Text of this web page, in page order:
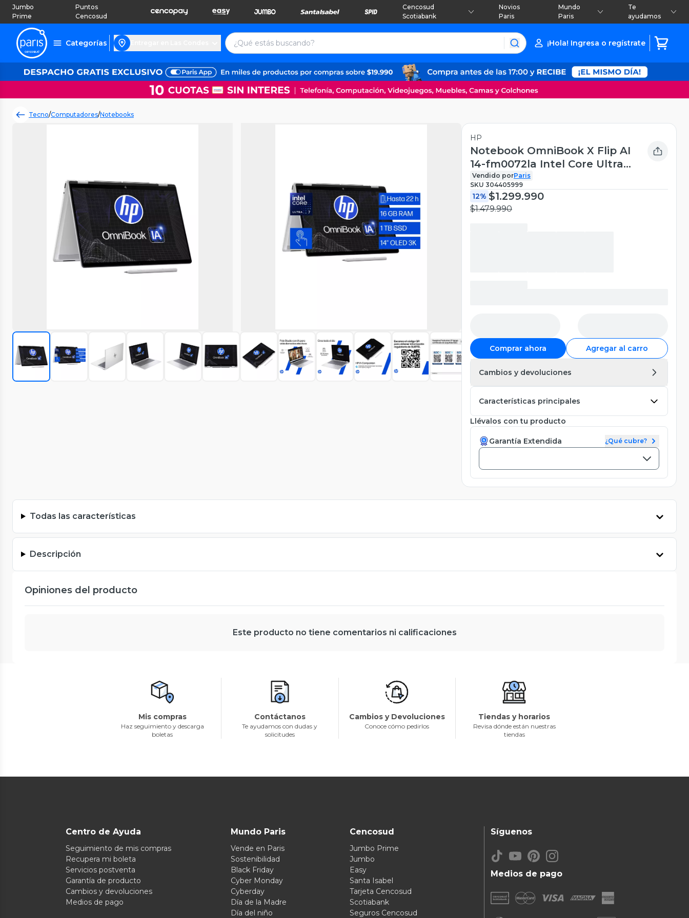
Jumbo
Prime
Puntos
Cencosud
Cencosud
Scotiabank
Novios
Paris
Mundo
Paris
Te
ayudamos
Categorías ¡Hola! Ingresa o regístrate
Tecno/Computadores/Notebooks
HP
Notebook OmniBook X Flip AI
14-fm0072la Intel Core Ultra
7 16GB RAM 1TB SSD 14'' 3K
120Hz Táctil
Vendido porParis
SKU 304405999
12% $1.299.990
$1.479.990
Comprar ahora Agregar al carro
Cambios y devoluciones
Características principales
Llévalos con tu producto
Garantía Extendida ¿Qué cubre?
Todas las características
Descripción
Opiniones del producto
Este producto no tiene comentarios ni calificaciones
Mis compras
Haz seguimiento y descarga
boletas
Contáctanos
Te ayudamos con dudas y
solicitudes
Cambios y Devoluciones
Conoce cómo pedirlos
Tiendas y horarios
Revisa dónde están nuestras
tiendas
Centro de Ayuda
Seguimiento de mis compras
Recupera mi boleta
Servicios postventa
Garantía de producto
Cambios y devoluciones
Medios de pago
Mundo Paris
Vende en Paris
Sostenibilidad
Black Friday
Cyber Monday
Cyberday
Día de la Madre
Día del niño
Cencosud
Jumbo Prime
Jumbo
Easy
Santa Isabel
Tarjeta Cencosud
Scotiabank
Seguros Cencosud
Medios de pago
Síguenos